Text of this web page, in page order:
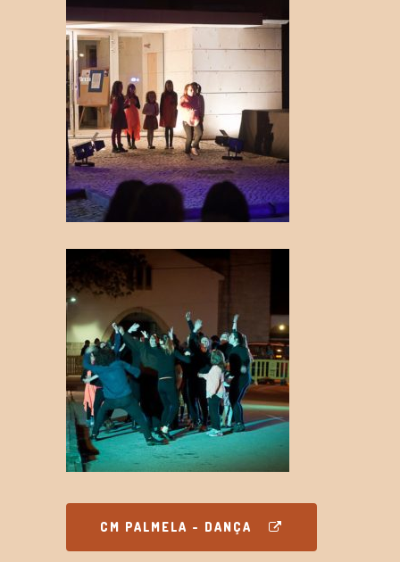
CM PALMELA - DANÇA